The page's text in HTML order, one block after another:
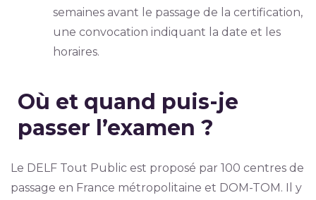
semaines avant le passage de la certification,
une convocation indiquant la date et les
horaires.
Où et quand puis-je
passer l’examen ?
Le DELF Tout Public est proposé par 100 centres de
passage en France métropolitaine et DOM-TOM. Il y